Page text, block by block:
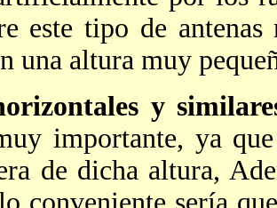
este tipo de
una altura muy
y
importante, ya
de dicha altura,